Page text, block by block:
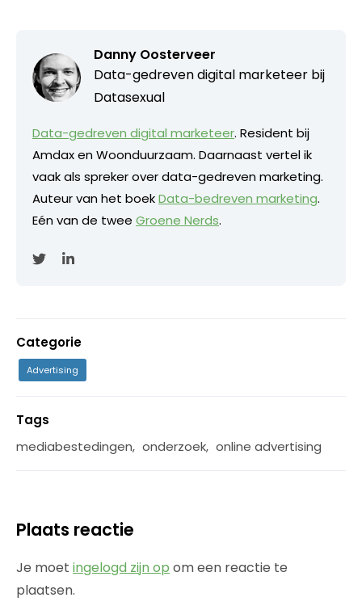
Danny Oosterveer
Data-gedreven digital marketeer bij
Datasexual
Data-gedreven digital marketeer. Resident bij
Amdax en Woonduurzaam. Daarnaast vertel ik
vaak als spreker over data-gedreven marketing.
Auteur van het boekData-bedreven marketing.
Eén van de twee Groene Nerds.
Categorie
Advertising
Tags
mediabestedingen, onderzoek, online advertising
Plaats reactie
Je moet ingelogd zijn op om een reactie te
plaatsen.